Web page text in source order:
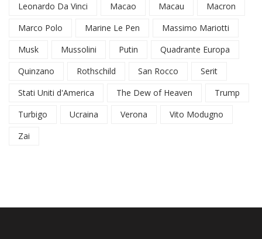
Leonardo Da Vinci
Macao Macau
Macron
Marco Polo
Marine Le Pen
Massimo Mariotti
Musk
Mussolini Putin
Quadrante Europa
Quinzano
Rothschild San Rocco
Serit
Stati Uniti d'America
The Dew of Heaven
Trump
Turbigo
Ucraina Verona
Vito Modugno
Zai